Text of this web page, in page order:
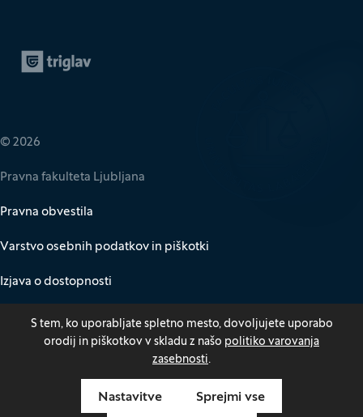
S tem, ko uporabljate spletno mesto, dovoljujete uporabo
orodij in piškotkov v skladu z našo politiko varovanja
zasebnosti.
Nastavitve Sprejmi vse
© 2026
Pravna fakulteta Ljubljana
Pravna obvestila
Varstvo osebnih podatkov in piškotki
Izjava o dostopnosti
Za medije
Odpri pasico za nastavitev piškotkov